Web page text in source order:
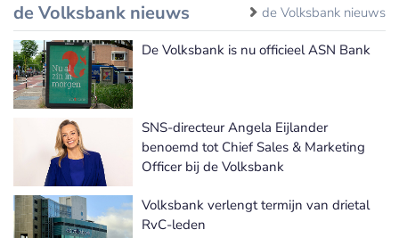
de Volksbank nieuws de Volksbank nieuws
De Volksbank is nu officieel ASN Bank
SNS-directeur Angela Eijlander
benoemd tot Chief Sales & Marketing
Officer bij de Volksbank
Volksbank verlengt termijn van drietal
RvC-leden